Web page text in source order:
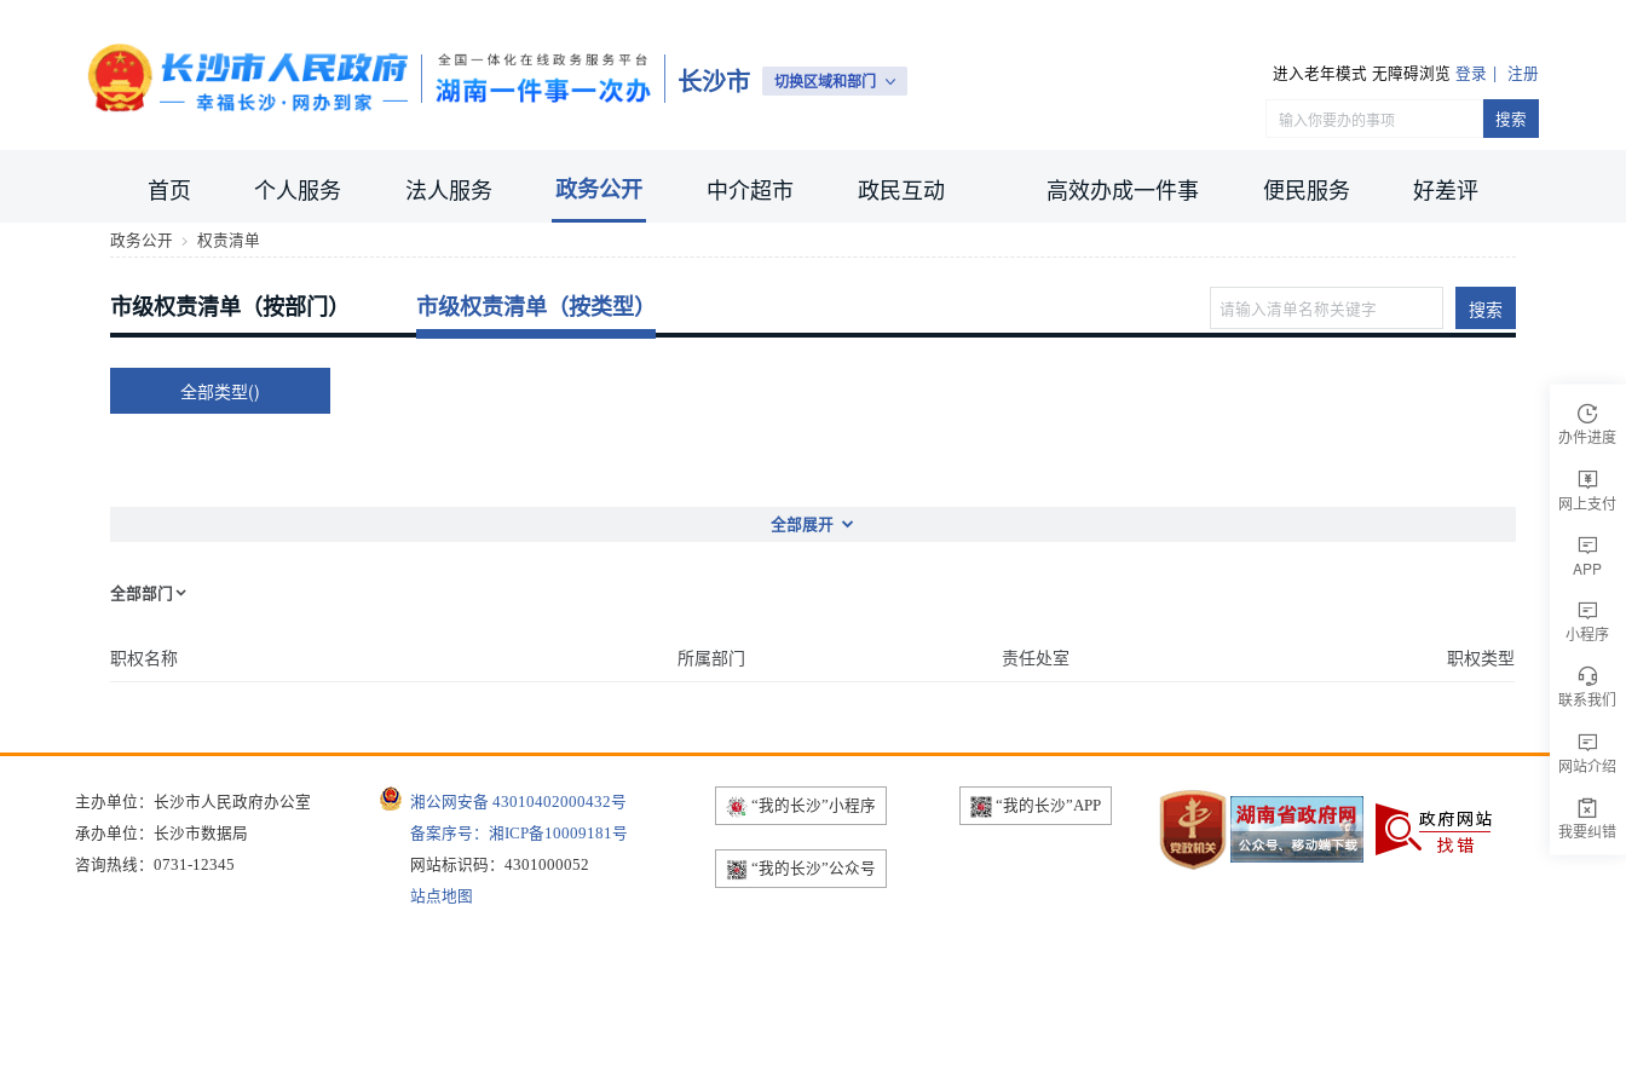
长沙市 切换区域和部门 进入老年模式 无障碍浏览 登录 注册
搜索
首页 个人服务 法人服务 政务公开 中介超市 政民互动 高效办成一件事 便民服务 好差评
办件进度
网上支付
APP
小程序
联系我们
网站介绍
我要纠错
政务公开 权责清单
市级权责清单（按部门） 市级权责清单（按类型） 搜索
全部类型()
全部展开
全部部门
职权名称 所属部门 责任处室 职权类型
主办单位：长沙市人民政府办公室
承办单位：长沙市数据局
咨询热线：0731-12345
湘公网安备 43010402000432号
备案序号：湘ICP备10009181号
网站标识码：4301000052
站点地图
“我的长沙”小程序 “我的长沙”APP
“我的长沙”公众号